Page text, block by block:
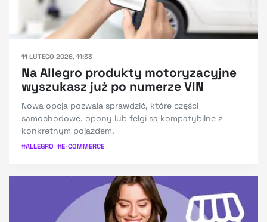
11 LUTEGO 2026, 11:33
Na Allegro produkty motoryzacyjne
wyszukasz już po numerze VIN
Nowa opcja pozwala sprawdzić, które części
samochodowe, opony lub felgi są kompatybilne z
konkretnym pojazdem.
#ALLEGRO #E-COMMERCE